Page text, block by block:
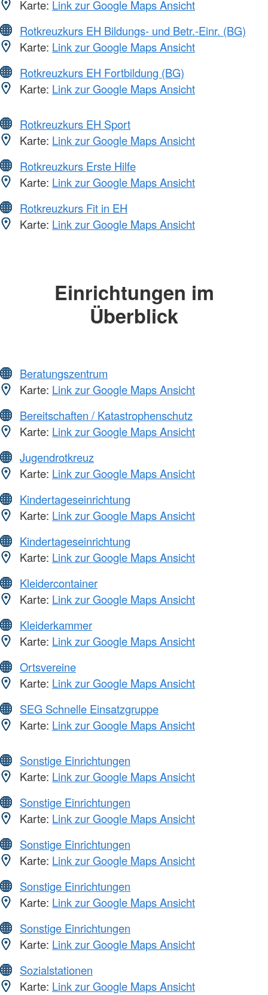
Karte: Link zur Google Maps Ansicht
Rotkreuzkurs EH Bildungs- und Betr.-Einr. (BG)
Karte: Link zur Google Maps Ansicht
Rotkreuzkurs EH Fortbildung (BG)
Karte: Link zur Google Maps Ansicht
Rotkreuzkurs EH Sport
Karte: Link zur Google Maps Ansicht
Rotkreuzkurs Erste Hilfe
Karte: Link zur Google Maps Ansicht
Rotkreuzkurs Fit in EH
Karte: Link zur Google Maps Ansicht
Einrichtungen im
Überblick
Beratungszentrum
Karte: Link zur Google Maps Ansicht
Bereitschaften / Katastrophenschutz
Karte: Link zur Google Maps Ansicht
Jugendrotkreuz
Karte: Link zur Google Maps Ansicht
Kindertageseinrichtung
Karte: Link zur Google Maps Ansicht
Kindertageseinrichtung
Karte: Link zur Google Maps Ansicht
Kleidercontainer
Karte: Link zur Google Maps Ansicht
Kleiderkammer
Karte: Link zur Google Maps Ansicht
Ortsvereine
Karte: Link zur Google Maps Ansicht
SEG Schnelle Einsatzgruppe
Karte: Link zur Google Maps Ansicht
Sonstige Einrichtungen
Karte: Link zur Google Maps Ansicht
Sonstige Einrichtungen
Karte: Link zur Google Maps Ansicht
Sonstige Einrichtungen
Karte: Link zur Google Maps Ansicht
Sonstige Einrichtungen
Karte: Link zur Google Maps Ansicht
Sonstige Einrichtungen
Karte: Link zur Google Maps Ansicht
Sozialstationen
Karte: Link zur Google Maps Ansicht